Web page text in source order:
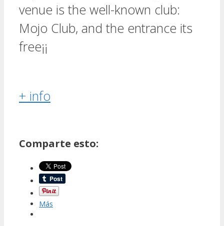
venue is the well-known club:
Mojo Club, and the entrance its
free¡¡
+ info
Comparte esto:
Más